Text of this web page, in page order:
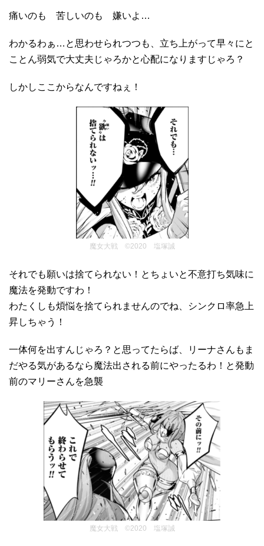
痛いのも 苦しいのも 嫌いよ…
わかるわぁ…と思わせられつつも、立ち上がって早々にと
ことん弱気で大丈夫じゃろかと心配になりますじゃろ？
しかしここからなんですねぇ！
魔女大戦 ©2020 塩塚誠
それでも願いは捨てられない！とちょいと不意打ち気味に
魔法を発動ですわ！
わたくしも煩悩を捨てられませんのでね、シンクロ率急上
昇しちゃう！
一体何を出すんじゃろ？と思ってたらば、リーナさんもま
だやる気があるなら魔法出される前にやったるわ！と発動
前のマリーさんを急襲
魔女大戦 ©2020 塩塚誠